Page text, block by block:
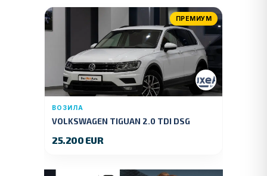
ПРЕМИУМ
ВОЗИЛА
VOLKSWAGEN TIGUAN 2.0 TDI DSG
25.200 EUR